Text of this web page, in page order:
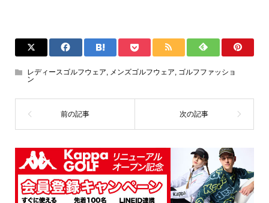
レディースゴルフウェア メンズゴルフウェア ゴルフファッショ
ン